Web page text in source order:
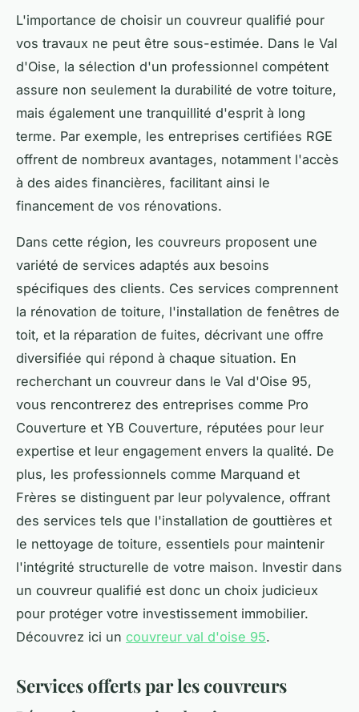
L'importance de choisir un couvreur qualifié pour
vos travaux ne peut être sous-estimée. Dans le Val
d'Oise, la sélection d'un professionnel compétent
assure non seulement la durabilité de votre toiture,
mais également une tranquillité d'esprit à long
terme. Par exemple, les entreprises certifiées RGE
offrent de nombreux avantages, notamment l'accès
à des aides financières, facilitant ainsi le
financement de vos rénovations.
Dans cette région, les couvreurs proposent une
variété de services adaptés aux besoins
spécifiques des clients. Ces services comprennent
la rénovation de toiture, l'installation de fenêtres de
toit, et la réparation de fuites, décrivant une offre
diversifiée qui répond à chaque situation. En
recherchant un couvreur dans le Val d'Oise 95,
vous rencontrerez des entreprises comme Pro
Couverture et YB Couverture, réputées pour leur
expertise et leur engagement envers la qualité. De
plus, les professionnels comme Marquand et
Frères se distinguent par leur polyvalence, offrant
des services tels que l'installation de gouttières et
le nettoyage de toiture, essentiels pour maintenir
l'intégrité structurelle de votre maison. Investir dans
un couvreur qualifié est donc un choix judicieux
pour protéger votre investissement immobilier.
Découvrez ici un couvreur val d'oise 95.
Services offerts par les couvreurs